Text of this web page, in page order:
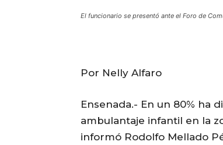
El funcionario se presentó ante el Foro de
Por Nelly Alfaro
Ensenada.- En un 80% ha
ambulantaje infantil en la
informó Rodolfo Mellado